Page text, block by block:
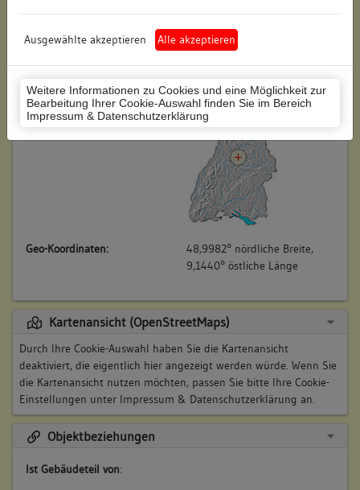
Ausgewählte akzeptieren Alle akzeptieren
Weitere Informationen zu Cookies und eine Möglichkeit zur
Bearbeitung Ihrer Cookie-Auswahl finden Sie im Bereich
Impressum & Datenschutzerklärung
Flurstücknummer: keine
Historischer Straßenname: keiner
Historische Gebäudenummer: 91 1/2
Lage des Wohnplatzes:
Geo-Koordinaten:
48,9982° nördliche Breite,
9,1440° östliche Länge
Kartenansicht (OpenStreetMaps)
Durch Ihre Cookie-Auswahl haben Sie die Kartenansicht
deaktiviert, die eigentlich hier angezeigt werden würde. Wenn Sie
die Kartenansicht nutzen möchten, passen Sie bitte Ihre Cookie-
Einstellungen unter Impressum & Datenschutzerklärung an.
Objektbeziehungen
Ist Gebäudeteil von: